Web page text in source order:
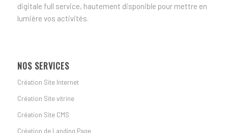
digitale full service, hautement disponible pour mettre en
lumière vos activités.
NOS SERVICES
Création Site Internet
Création Site vitrine
Création Site CMS
Création de Landing Page